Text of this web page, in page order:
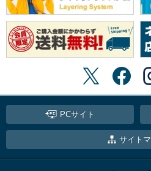
PCサイト
サイト